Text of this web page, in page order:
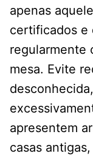
apenas
certificados e
regularmente
mesa. Evite
apresentem
casas